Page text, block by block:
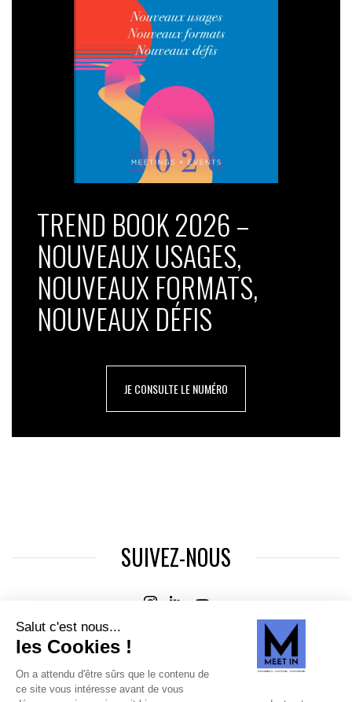
TREND BOOK 2026 –
NOUVEAUX USAGES,
NOUVEAUX FORMATS,
NOUVEAUX DÉFIS
JE CONSULTE LE NUMÉRO
SUIVEZ-NOUS